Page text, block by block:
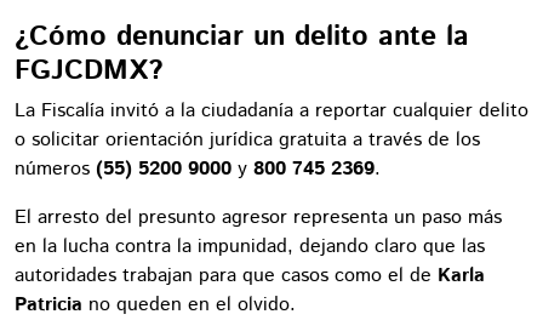
¿Cómo denunciar un delito ante la
FGJCDMX?
La Fiscalía invitó a la ciudadanía a reportar cualquier delito
o solicitar orientación jurídica gratuita a través de los
números (55) 5200 9000 y 800 745 2369.
El arresto del presunto agresor representa un paso más
en la lucha contra la impunidad, dejando claro que las
autoridades trabajan para que casos como el de Karla
Patricia no queden en el olvido.